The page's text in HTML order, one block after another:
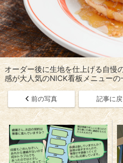
オーダー後に生地を仕上げる自慢
感が大人気のNICK看板メニューの
前の写真 記事に